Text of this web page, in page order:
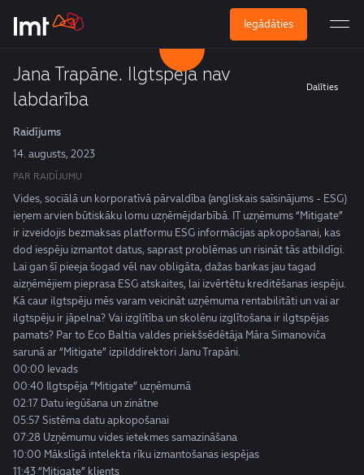
Iegādāties
Jana Trapāne. Ilgtspēja nav
labdarība
Dalīties
Raidījums
14. augusts, 2023
PAR RAIDĪJUMU
Vides, sociālā un korporatīvā pārvaldība (angliskais saīsinājums - ESG)
ieņem arvien būtiskāku lomu uzņēmējdarbībā. IT uzņēmums “Mitigate”
ir izveidojis bezmaksas platformu ESG informācijas apkopošanai, kas
dod iespēju izmantot datus, saprast problēmas un risināt tās atbildīgi.
Lai gan šī pieeja šogad vēl nav obligāta, dažas bankas jau tagad
aizņēmējiem pieprasa ESG atskaites, lai izvērtētu kreditēšanas iespēju.
Kā caur ilgtspēju mēs varam veicināt uzņēmuma rentabilitāti un vai ar
ilgtspēju ir jāpelna? Vai izglītība un skolēnu izglītošana ir ilgtspējas
pamats? Par to Eco Baltia valdes priekšsēdētāja Māra Simanoviča
sarunā ar “Mitigate” izpilddirektori Janu Trapāni.
00:00 Ievads
00:40 Ilgtspēja “Mitigate” uzņēmumā
02:17 Datu iegūšana un zinātne
05:57 Sistēma datu apkopošanai
07:28 Uzņēmumu vides ietekmes samazināšana
10:00 Mākslīgā intelekta rīku izmantošanas iespējas
11:43 “Mitigate” klients